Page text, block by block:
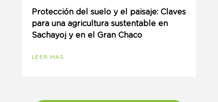
Protección del suelo y el paisaje: Claves
para una agricultura sustentable en
Sachayoj y en el Gran Chaco
LEER MÁS